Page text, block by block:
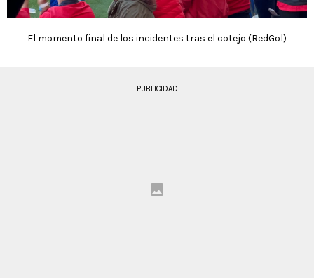
El momento final de los incidentes tras el cotejo (RedGol)
PUBLICIDAD